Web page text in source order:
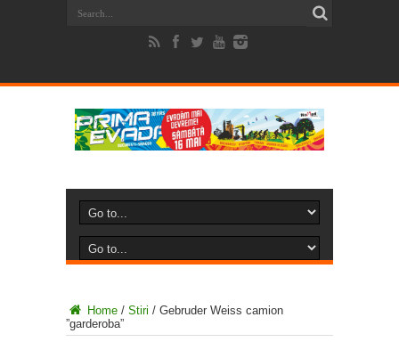
Home / Stiri / Gebruder Weiss camion
”garderoba”